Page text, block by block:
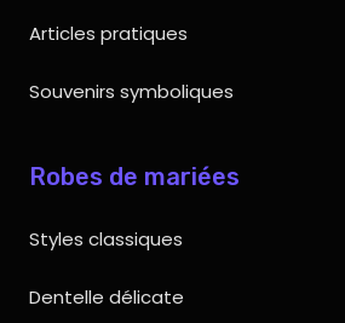
Articles pratiques
Souvenirs symboliques
Robes de mariées
Styles classiques
Dentelle délicate